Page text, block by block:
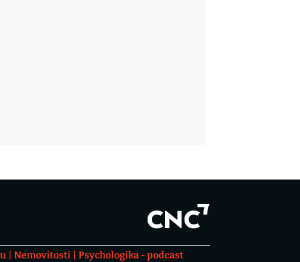
Nemovitosti
Psychologika - podcast